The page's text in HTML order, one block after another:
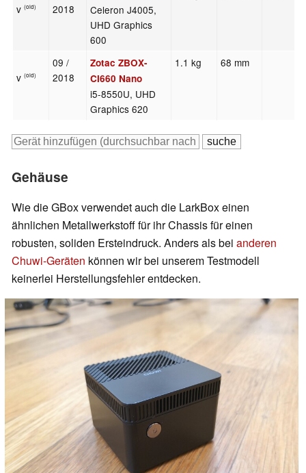
v(old)
2018
Celeron J4005,
UHD Graphics
600
v(old)
09 /
2018
Zotac ZBOX-
CI660 Nano
i5-8550U, UHD
Graphics 620
1.1 kg 68 mm
Gehäuse
Wie die GBox verwendet auch die LarkBox einen
ähnlichen Metallwerkstoff für ihr Chassis für einen
robusten, soliden Ersteindruck. Anders als bei anderen
Chuwi-Geräten können wir bei unserem Testmodell
keinerlei Herstellungsfehler entdecken.